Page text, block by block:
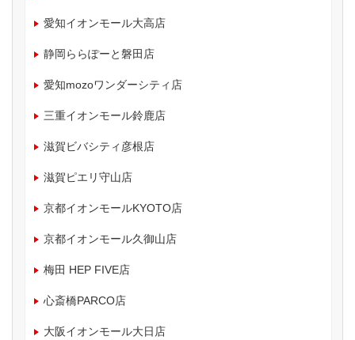
愛知イオンモール大高店
静岡ららぽーと磐田店
愛知mozoワンダーシティ店
三重イオンモール鈴鹿店
滋賀ビバシティ彦根店
滋賀ピエリ守山店
京都イオンモールKYOTO店
京都イオンモール久御山店
梅田 HEP FIVE店
心斎橋PARCO店
大阪イオンモール大日店